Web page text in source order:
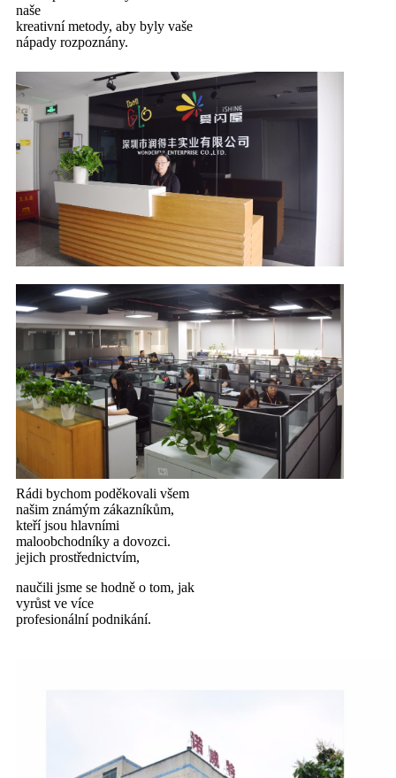
naše
kreativní metody, aby byly vaše
nápady rozpoznány.
Rádi bychom poděkovali všem
našim známým zákazníkům,
kteří jsou hlavními
maloobchodníky a dovozci.
jejich prostřednictvím,
naučili jsme se hodně o tom, jak
vyrůst ve více
profesionální podnikání.